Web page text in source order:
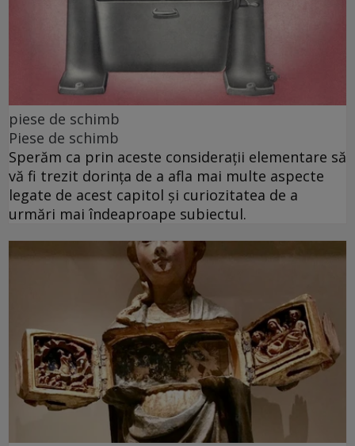
piese de schimb
Piese de schimb
Sperăm ca prin aceste considerații elementare să
vă fi trezit dorința de a afla mai multe aspecte
legate de acest capitol și curiozitatea de a
urmări mai îndeaproape subiectul.